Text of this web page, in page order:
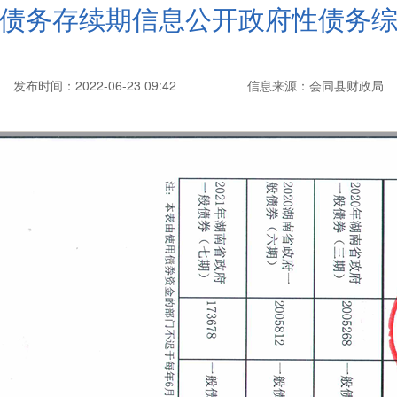
务存续期信息公开政府性债务
发布时间：2022-06-23 09:42 信息来源：会同县财政局